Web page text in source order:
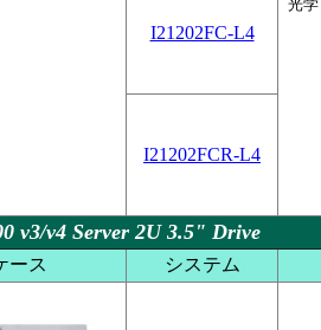
光
I21202FC-L4
I21202FCR-L4
v3/v4 Server 2U 3.5" Drive
ース システム